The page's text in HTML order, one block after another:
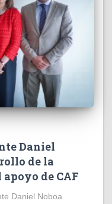
Daniel
de la
de CAF
Daniel Noboa